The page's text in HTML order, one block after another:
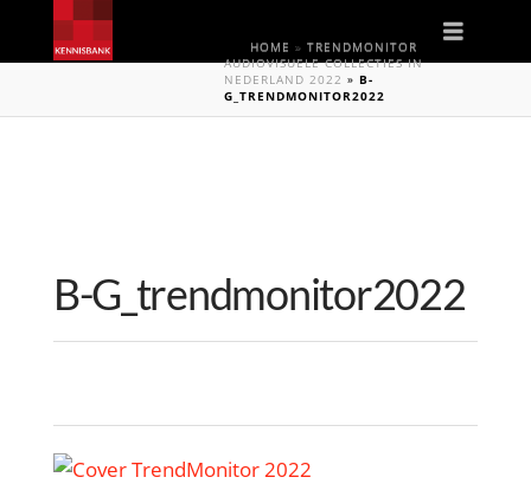
HOME » TRENDMONITOR
AUDIOVISUELE COLLECTIES IN
NEDERLAND 2022 » B-
G_TRENDMONITOR2022
B-G_trendmonitor2022